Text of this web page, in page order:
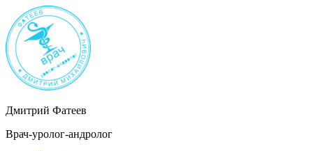
Дмитрий Фатеев
Врач-уролог-андролог